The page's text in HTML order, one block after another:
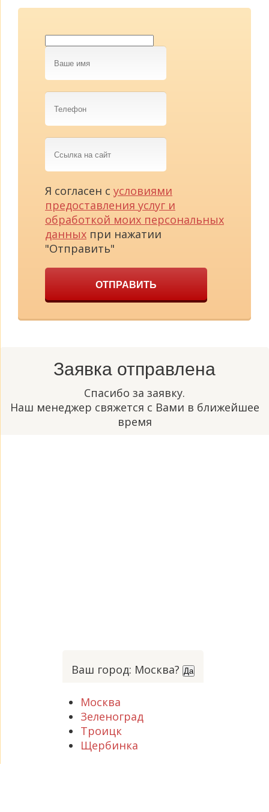
Ваше
имя
Телефон
Ссылка
на
сайт
Я согласен с условиями
предоставления услуг и
обработкой моих персональных
данных при нажатии
"Отправить"
ОТПРАВИТЬ
Заявка отправлена
Спасибо за заявку.
Наш менеджер свяжется с Вами в ближейшее
время
Ваш город: Москва? Да
Москва
Зеленоград
Троицк
Щербинка